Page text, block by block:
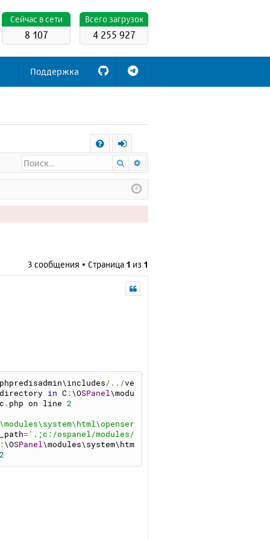
Всего загрузок
4 255 927
Cейчас в сети
8 107
Поддержка
Q
х
о
д
Поиск
3 сообщения • Страница 1 из 1
/../ve
in C : \OSPanel \modu
. php on line 2
= '.;c:/ospanel/modules/
: \OSPanel \modules\system\htm
2